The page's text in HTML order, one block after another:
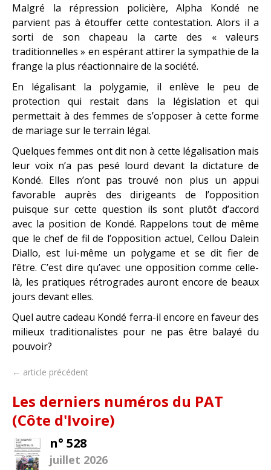
Malgré la répression policière, Alpha Kondé ne
parvient pas à étouffer cette contestation. Alors il a
sorti de son chapeau la carte des « valeurs
traditionnelles » en espérant attirer la sympathie de la
frange la plus réactionnaire de la société.
En légalisant la polygamie, il enlève le peu de
protection qui restait dans la législation et qui
permettait à des femmes de s’opposer à cette forme
de mariage sur le terrain légal.
Quelques femmes ont dit non à cette légalisation mais
leur voix n’a pas pesé lourd devant la dictature de
Kondé. Elles n’ont pas trouvé non plus un appui
favorable auprès des dirigeants de l’opposition
puisque sur cette question ils sont plutôt d’accord
avec la position de Kondé. Rappelons tout de même
que le chef de fil de l’opposition actuel, Cellou Dalein
Diallo, est lui-même un polygame et se dit fier de
l’être. C’est dire qu’avec une opposition comme celle-
là, les pratiques rétrogrades auront encore de beaux
jours devant elles.
Quel autre cadeau Kondé ferra-il encore en faveur des
milieux traditionalistes pour ne pas être balayé du
pouvoir?
← article précédent
Les derniers numéros du PAT
(Côte d'Ivoire)
n° 528
juillet 2026